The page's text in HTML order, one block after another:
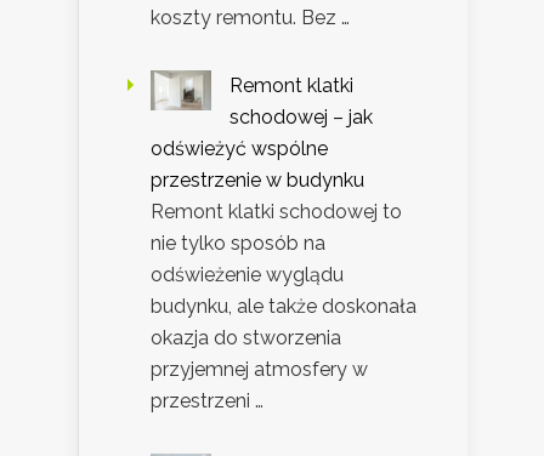
koszty remontu. Bez …
Remont klatki
schodowej – jak
odświeżyć wspólne
przestrzenie w budynku
Remont klatki schodowej to
nie tylko sposób na
odświeżenie wyglądu
budynku, ale także doskonała
okazja do stworzenia
przyjemnej atmosfery w
przestrzeni …